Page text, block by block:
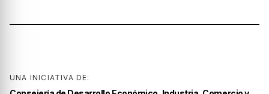
UNA INICIATIVA DE: